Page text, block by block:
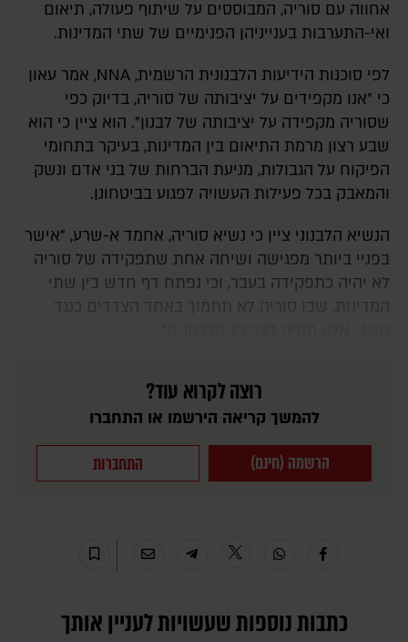
אחווה עם סוריה, המבוססים על שיתוף פעולה, תיאום
ואי-התערבות בענייניהן הפנימיים של שתי המדינות.
לפי סוכנות הידיעות הלבנונית הרשמית, NNA, אמר עאון
כי "אנו מקפידים על יציבותה של סוריה, בדיוק כפי
שסוריה מקפידה על יציבותה של לבנון". הוא ציין כי הוא
שבע רצון מרמת התיאום בין המדינות, בעיקר בתחומי
הפיקוח על הגבולות, מניעת הברחות של בני אדם ונשק
והמאבק בכל פעילות העשויה לפגוע בביטחונן.
הנשיא הלבנוני ציין כי נשיא סוריה, אחמד א-שרע, "אישר
בפניי ביותר מפגישה ושיחה אחת שתפקידה של סוריה
לא יהיה כתפקידה בעבר, וכי נפתח דף חדש בין שתי
המדינות, שבו סוריה לא תתמוך באחד הצדדים כנגד
רוצה לקרוא עוד?
להמשך קריאה הירשמו או התחברו
הרשמה (חינם) התחברות
כתבות נוספות שעשויות לעניין אותך